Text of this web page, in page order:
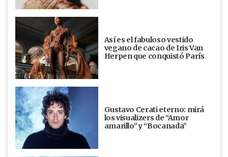
Así es el fabuloso vestido
vegano de cacao de Iris Van
Herpen que conquistó París
Gustavo Cerati eterno: mirá
los visualizers de “Amor
amarillo” y “Bocanada”